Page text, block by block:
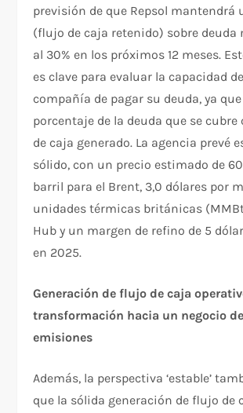
previsión de que Repsol mantendrá
(flujo de caja retenido) sobre deuda
al 30% en los próximos 12 meses.
es clave para evaluar la capacidad
compañía de pagar su deuda, ya
porcentaje de la deuda que se
de caja generado. La agencia prevé
sólido, con un precio estimado de
barril para el Brent, 3,0 dólares por
unidades térmicas británicas
Hub y un margen de refino de 5
en 2025.
Generación de flujo de caja
transformación hacia un negocio
emisiones
Además, la perspectiva ‘estable’
que la sólida generación de flujo de